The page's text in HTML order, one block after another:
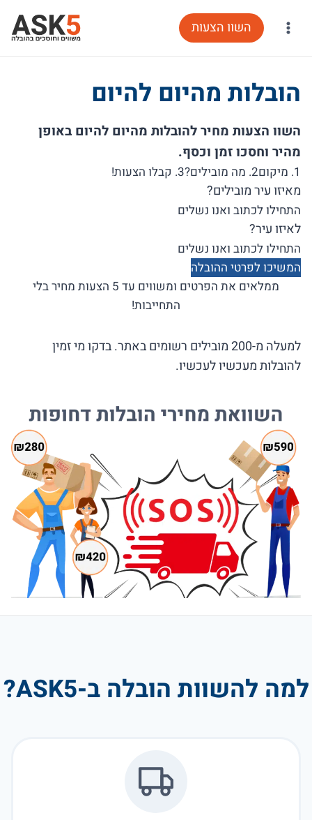
השוו הצעות
הובלות מהיום להיום
השוו הצעות מחיר להובלות מהיום להיום באופן
מהיר וחסכו זמן וכסף.
1. מיקום 2. מה מובילים? 3. קבלו הצעות!
מאיזו עיר מובילים?
לאיזו עיר?
המשיכו לפרטי ההובלה
ממלאים את הפרטים ומשווים עד 5 הצעות מחיר בלי
התחייבות!
למעלה מ-200 מובילים רשומים באתר. בדקו מי זמין
להובלות מעכשיו לעכשיו.
למה להשוות הובלה ב-ASK5?